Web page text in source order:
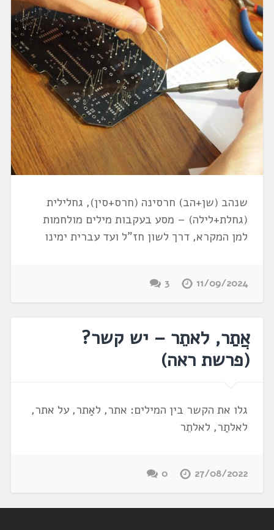
שנהב (שן+הב) חרסינה (חרס+סין), גחלילית
(גחלת+לילה) – מסע בעקבות מילים מולחמות
למן המקרא, דרך לשון חז"ל ועד עברית ימינו
11/09/2024
3
אֲתַר, לאתֵר – יש קשר?
(פרשת ראה)
גלו את הקשר בין המילים: אתר, לאַתר, על אתר,
לאלתַר, לאלתֵר
27/08/2022
0